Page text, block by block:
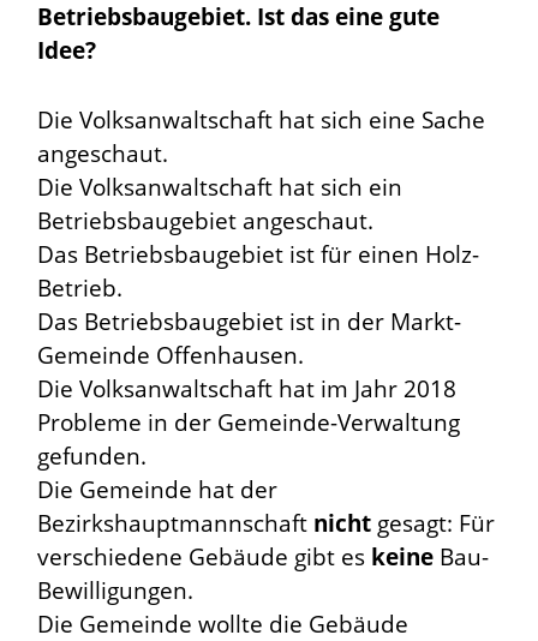
Betriebsbaugebiet. Ist das eine gute
Idee?
Die Volksanwaltschaft hat sich eine Sache
angeschaut.
Die Volksanwaltschaft hat sich ein
Betriebsbaugebiet angeschaut.
Das Betriebsbaugebiet ist für einen Holz-
Betrieb.
Das Betriebsbaugebiet ist in der Markt-
Gemeinde Offenhausen.
Die Volksanwaltschaft hat im Jahr 2018
Probleme in der Gemeinde-Verwaltung
gefunden.
Die Gemeinde hat der
Bezirkshauptmannschaft nicht gesagt: Für
verschiedene Gebäude gibt es keine Bau-
Bewilligungen.
Die Gemeinde wollte die Gebäude